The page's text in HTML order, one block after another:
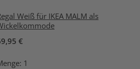
Weiß für IKEA MALM als
€
1